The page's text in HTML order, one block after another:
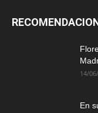
14/
En